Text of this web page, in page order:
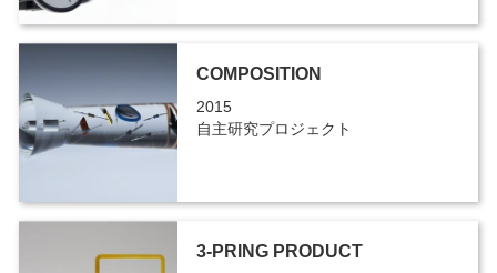
COMPOSITION
2015
自主研究プロジェクト
3-PRING PRODUCT